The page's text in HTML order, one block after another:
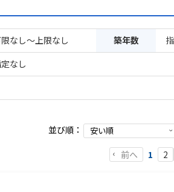
なし～上限なし 築年数
なし
並び順：
前へ 1 2